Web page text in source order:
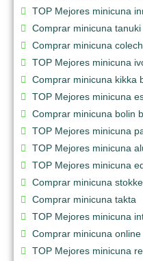
TOP Mejores minicuna
Comprar minicuna tanuki
Comprar minicuna
TOP Mejores minicuna
Comprar minicuna kikka
TOP Mejores minicuna
Comprar minicuna bolin
TOP Mejores minicuna
TOP Mejores minicuna
TOP Mejores minicuna
Comprar minicuna stokke
Comprar minicuna takta
TOP Mejores minicuna
Comprar minicuna online
TOP Mejores minicuna